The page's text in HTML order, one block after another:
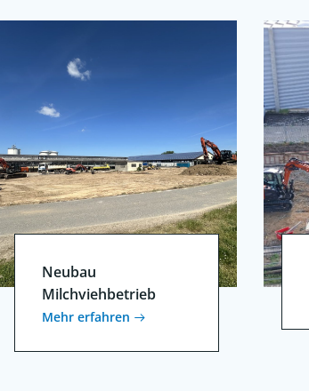
Neubau
Milchviehbetrieb
Mehr erfahren